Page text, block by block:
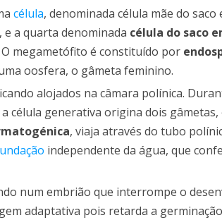
célula, denominada célula mãe do
e a quarta denominada célula do saco
O megametófito é constituído por
oosfera, o gâmeta feminino.
alojados na câmara polínica.
célula generativa origina dois
, viaja através do tubo
independente da água, que
num embrião que interrompe o
adaptativa pois retarda a